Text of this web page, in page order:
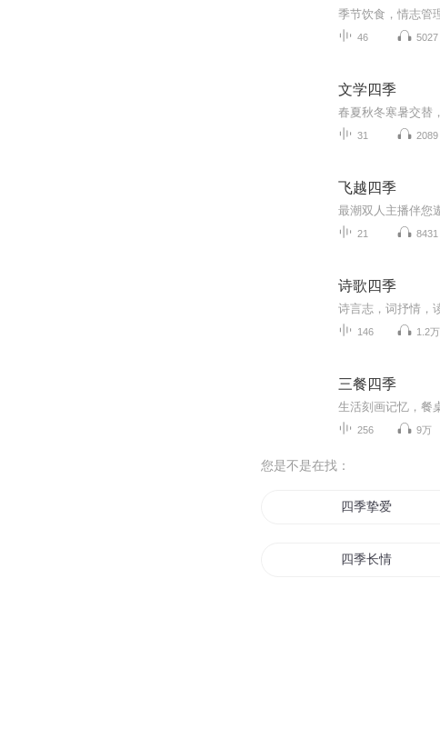
季节饮食，情志管
46 5027
文学四季
31 2089
飞越四季
21 8431
诗歌四季
诗言志，词抒情，
146 1.2万
三餐四季
256 9万
您是不是在找：
四季挚爱
四季长情